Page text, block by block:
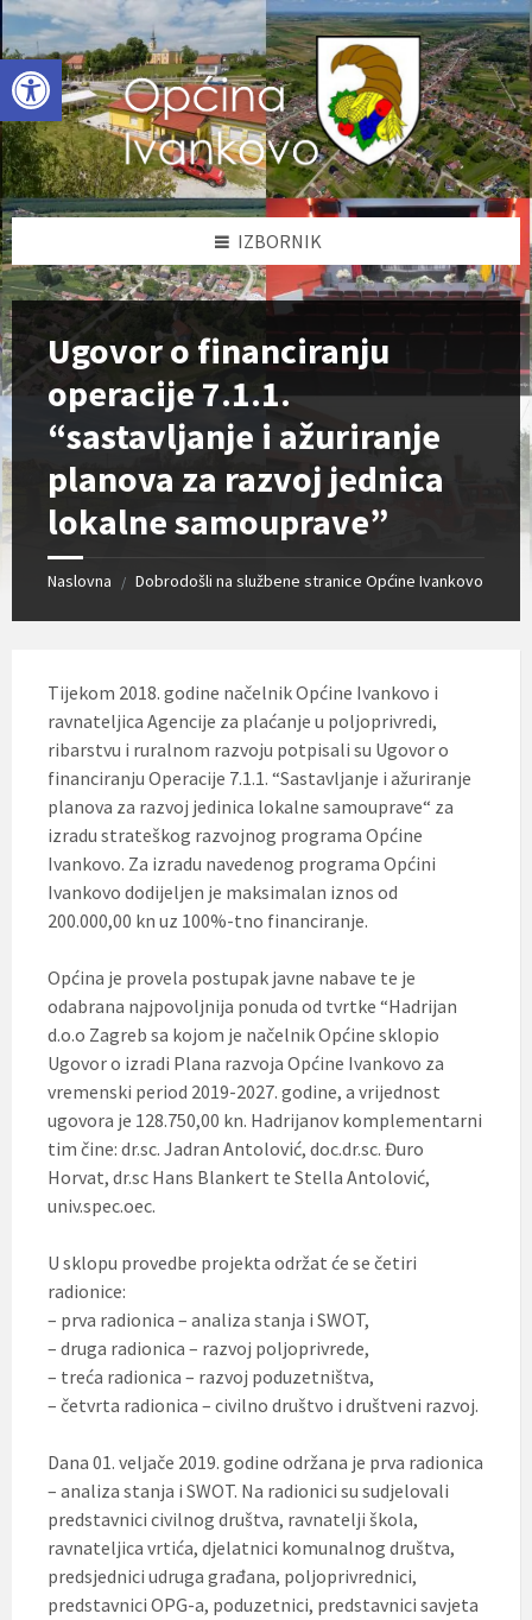
Open toolbar
Skip
to
content
Skip
to
left
sidebar
Skip
to
footer
IZBORNIK
Ugovor o financiranju
operacije 7.1.1.
“sastavljanje i ažuriranje
planova za razvoj jednica
lokalne samouprave”
Naslovna / Dobrodošli na službene stranice Općine Ivankovo
Tijekom 2018. godine načelnik Općine Ivankovo i
ravnateljica Agencije za plaćanje u poljoprivredi,
ribarstvu i ruralnom razvoju potpisali su Ugovor o
financiranju Operacije 7.1.1. “Sastavljanje i ažuriranje
planova za razvoj jedinica lokalne samouprave“ za
izradu strateškog razvojnog programa Općine
Ivankovo. Za izradu navedenog programa Općini
Ivankovo dodijeljen je maksimalan iznos od
200.000,00 kn uz 100%-tno financiranje.
Općina je provela postupak javne nabave te je
odabrana najpovoljnija ponuda od tvrtke “Hadrijan
d.o.o Zagreb sa kojom je načelnik Općine sklopio
Ugovor o izradi Plana razvoja Općine Ivankovo za
vremenski period 2019-2027. godine, a vrijednost
ugovora je 128.750,00 kn. Hadrijanov komplementarni
tim čine: dr.sc. Jadran Antolović, doc.dr.sc. Đuro
Horvat, dr.sc Hans Blankert te Stella Antolović,
univ.spec.oec.
U sklopu provedbe projekta održat će se četiri
radionice:
– prva radionica – analiza stanja i SWOT,
– druga radionica – razvoj poljoprivrede,
– treća radionica – razvoj poduzetništva,
– četvrta radionica – civilno društvo i društveni razvoj.
Dana 01. veljače 2019. godine održana je prva radionica
– analiza stanja i SWOT. Na radionici su sudjelovali
predstavnici civilnog društva, ravnatelji škola,
ravnateljica vrtića, djelatnici komunalnog društva,
predsjednici udruga građana, poljoprivrednici,
predstavnici OPG-a, poduzetnici, predstavnici savjeta